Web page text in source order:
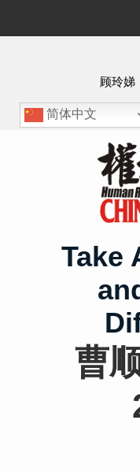
顾玲娣
简体中文
Take
曹